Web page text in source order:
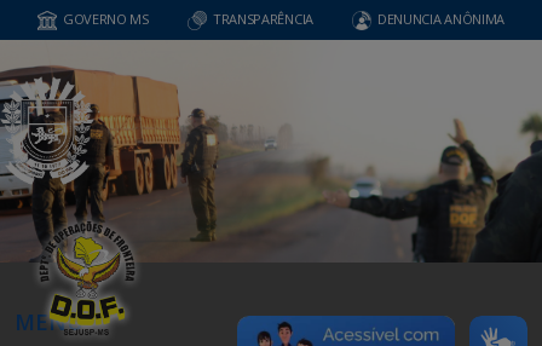
GOVERNO MS TRANSPARÊNCIA DENUNCIA ANÔNIMA
MENU